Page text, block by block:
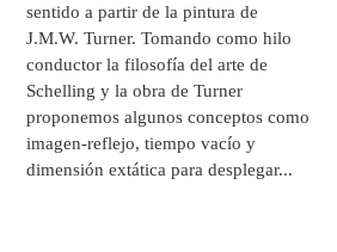
sentido a partir de la pintura de
J.M.W. Turner. Tomando como hilo
conductor la filosofía del arte de
Schelling y la obra de Turner
proponemos algunos conceptos como
imagen-reflejo, tiempo vacío y
dimensión extática para desplegar...